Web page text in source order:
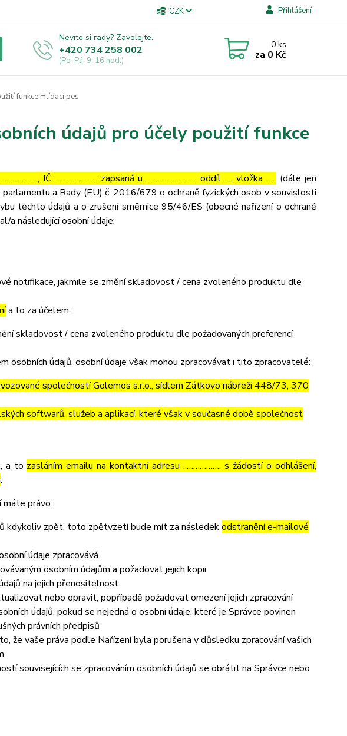
CZK Přihlášení
Nevíte si rady? Zavolejte.
+420 734 258 002
(Po-Pá, 9-16 hod.)
0ks
za 0 Kč
funkce Hlídací pes
údajů pro účely použití funkce
IČ ………………., zapsaná u ………………… , oddíl …, vložka ….. (dále jen
a Rady (EU) č. 2016/679 o ochraně fyzických osob v souvislosti
těchto údajů a o zrušení směrnice 95/46/ES (obecné nařízení o ochraně
a následující osobní údaje:
notifikace, jakmile se změní skladovost / cena zvoleného produktu dle
a to za účelem:
skladovost / cena zvoleného produktu dle požadovaných preferencí
osobních údajů, osobní údaje však mohou zpracovávat i tito zpracovatelé:
společností Golemos s.r.o., sídlem Zátkovo nábřeží 448/73, 370
softwarů, služeb a aplikací, které však v současné době společnost
a to zasláním emailu na kontaktní adresu ..……………. s žádostí o odhlášení,
.
máte právo:
kdykoliv zpět, toto zpětvzetí bude mít za následekodstranění e-mailové
údaje zpracovává
osobním údajům a požadovat jejich kopii
na jejich přenositelnost
nebo opravit, popřípadě požadovat omezení jejich zpracování
údajů, pokud se nejedná o osobní údaje, které je Správce povinen
právních předpisů
že vaše práva podle Nařízení byla porušena v důsledku zpracování vašich
souvisejících se zpracováním osobních údajů se obrátit na Správce nebo